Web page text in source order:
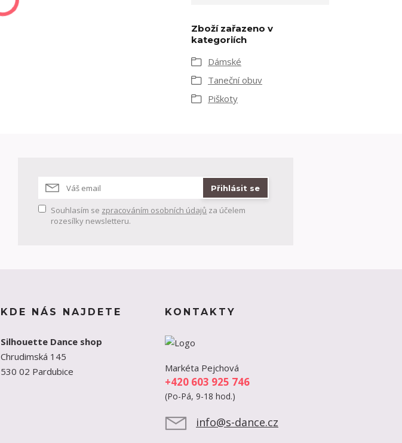
Zboží zařazeno v
kategoriích
Dámské
Taneční obuv
Piškoty
Přihlásit se
Souhlasím se zpracováním osobních údajů za účelem
rozesílky newsletteru.
KDE NÁS NAJDETE
Silhouette Dance shop
Chrudimská 145
530 02 Pardubice
KONTAKTY
Markéta Pejchová
+420 603 925 746
(Po-Pá, 9-18 hod.)
info@s-dance.cz